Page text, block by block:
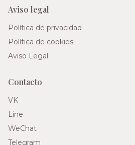
Aviso legal
Política de privacidad
Política de cookies
Aviso Legal
Contacto
VK
Line
WeChat
Telegram